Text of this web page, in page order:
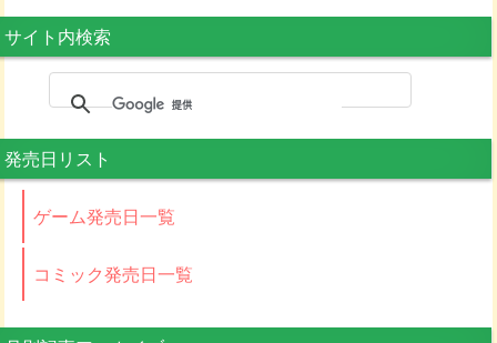
サイト内検索
発売日リスト
ゲーム発売日一覧
コミック発売日一覧